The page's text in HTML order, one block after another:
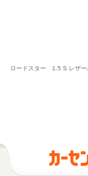
ロードスター 1.5 S レザー